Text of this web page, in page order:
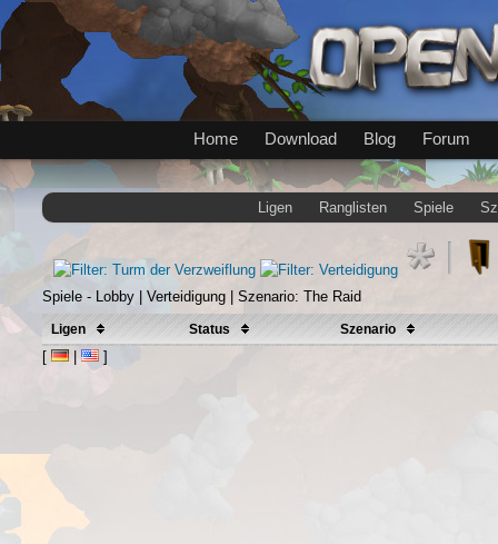
Home Download Blog Forum
Ligen Ranglisten Spiele
Spiele - Lobby | Verteidigung | Szenario: The Raid
Ligen Status Szenario
[ | ]